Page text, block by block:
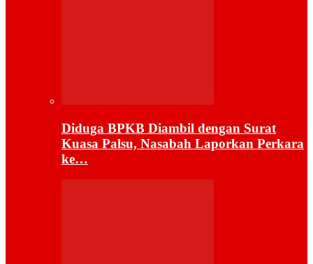
Diduga BPKB Diambil dengan Surat
Kuasa Palsu, Nasabah Laporkan Perkara
ke…